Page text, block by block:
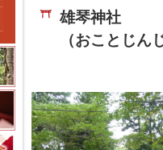
雄琴神社
（おことじん